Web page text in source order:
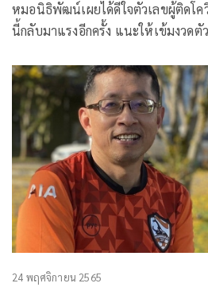
หมอนิธิพัฒน์เผยได้ดีใจตัวเลขผู้ติดโค
นี้กลับมาแรงอีกครั้ง แนะให้เข้มงวด
24 พฤศจิกายน 2565